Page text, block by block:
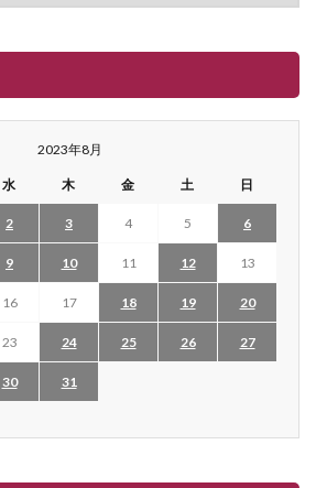
2023年8月
水 木 金 土 日
2 3 4 5 6
9 10 11 12 13
16 17 18 19 20
23 24 25 26 27
30
31